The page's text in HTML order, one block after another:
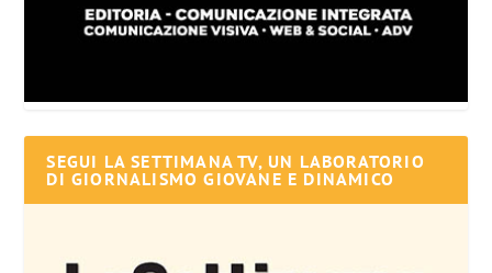
SEGUI LA SETTIMANA TV, UN LABORATORIO
DI GIORNALISMO GIOVANE E DINAMICO